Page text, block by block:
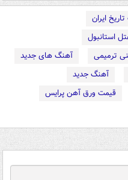
ایران
استانبول
ترمیمی
آهنگ های جدید
آهنگ جدید
قیمت ورق آهن پرایس